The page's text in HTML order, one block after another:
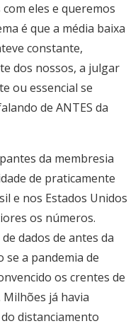
eles e queremos
é que a média baixa
constante,
dos nossos, a julgar
ou essencial se
de ANTES da
da membresia
de praticamente
e nos Estados Unidos
os números.
dados de antes da
se a pandemia de
os crentes de
já havia
distanciamento